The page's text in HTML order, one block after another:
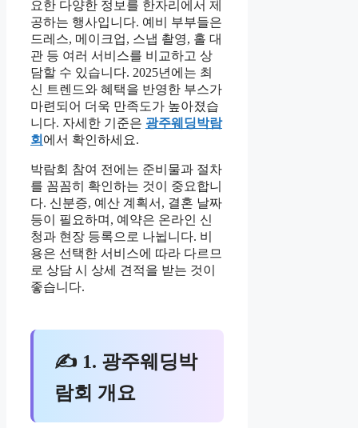
요한 다양한 정보를 한자리에서 제
공하는 행사입니다. 예비 부부들은
드레스, 메이크업, 스냅 촬영, 홀 대
관 등 여러 서비스를 비교하고 상
담할 수 있습니다. 2025년에는 최
신 트렌드와 혜택을 반영한 부스가
마련되어 더욱 만족도가 높아졌습
니다. 자세한 기준은 광주웨딩박람
회 에서 확인하세요.
박람회 참여 전에는 준비물과 절차
를 꼼꼼히 확인하는 것이 중요합니
다. 신분증, 예산 계획서, 결혼 날짜
등이 필요하며, 예약은 온라인 신
청과 현장 등록으로 나뉩니다. 비
용은 선택한 서비스에 따라 다르므
로 상담 시 상세 견적을 받는 것이
좋습니다.
✍ 1. 광주웨딩박
람회 개요